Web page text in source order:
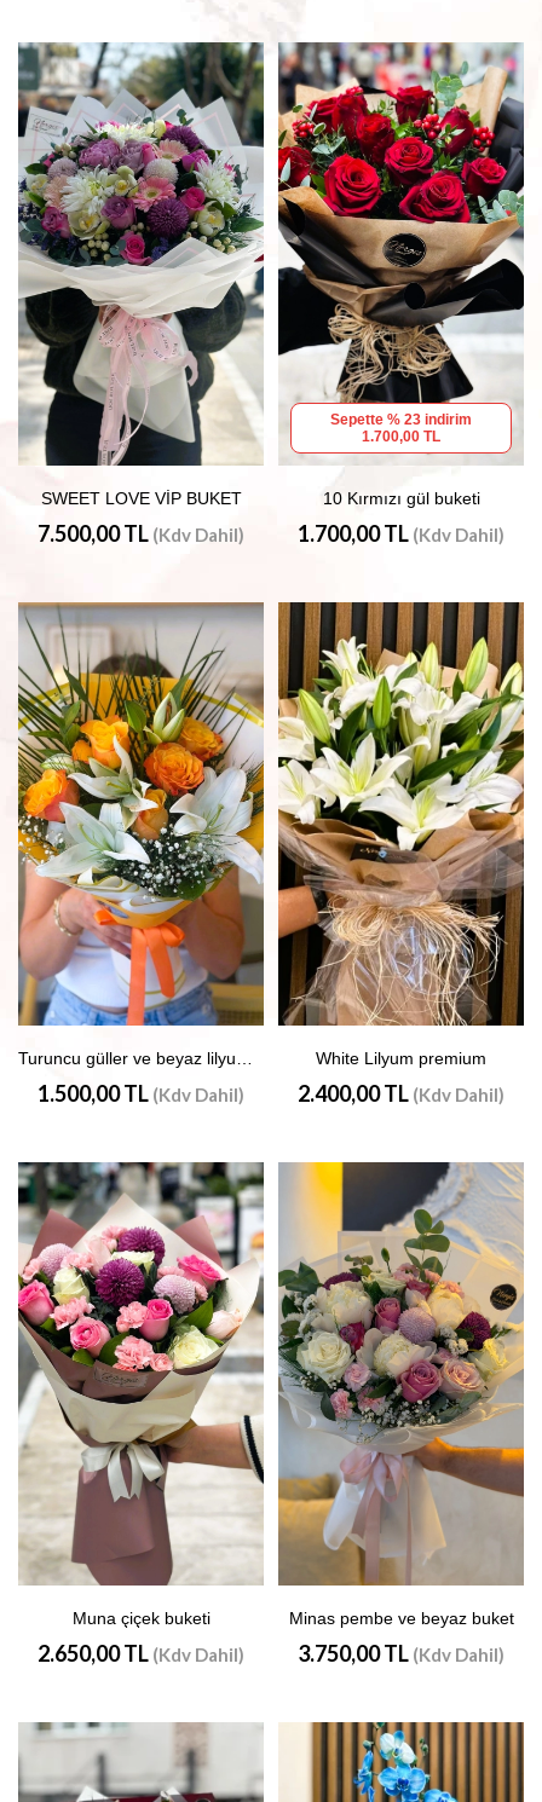
SWEET LOVE VİP BUKET
7.500,00 TL (Kdv Dahil)
Sepette % 23 indirim
1.700,00 TL
10 Kırmızı gül buketi
1.700,00 TL (Kdv Dahil)
1.500,00 TL (Kdv Dahil)
White Lilyum premium
2.400,00 TL (Kdv Dahil)
Muna çiçek buketi
2.650,00 TL (Kdv Dahil)
Minas pembe ve beyaz buket
3.750,00 TL (Kdv Dahil)